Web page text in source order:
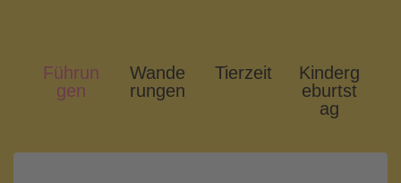
Führun
gen
Wande
rungen
Tierzeit
Kinderg
eburtst
ag